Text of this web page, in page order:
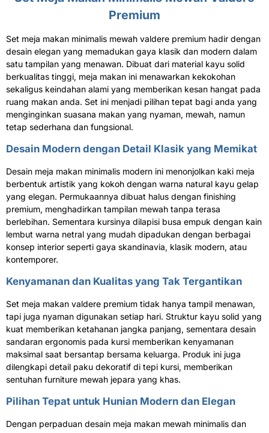
Premium
Set meja makan minimalis mewah valdere premium hadir dengan
desain elegan yang memadukan gaya klasik dan modern dalam
satu tampilan yang menawan. Dibuat dari material kayu solid
berkualitas tinggi, meja makan ini menawarkan kekokohan
sekaligus keindahan alami yang memberikan kesan hangat pada
ruang makan anda. Set ini menjadi pilihan tepat bagi anda yang
menginginkan suasana makan yang nyaman, mewah, namun
tetap sederhana dan fungsional.
Desain Modern dengan Detail Klasik yang Memikat
Desain meja makan minimalis modern ini menonjolkan kaki meja
berbentuk artistik yang kokoh dengan warna natural kayu gelap
yang elegan. Permukaannya dibuat halus dengan finishing
premium, menghadirkan tampilan mewah tanpa terasa
berlebihan. Sementara kursinya dilapisi busa empuk dengan kain
lembut warna netral yang mudah dipadukan dengan berbagai
konsep interior seperti gaya skandinavia, klasik modern, atau
kontemporer.
Kenyamanan dan Kualitas yang Tak Tergantikan
Set meja makan valdere premium tidak hanya tampil menawan,
tapi juga nyaman digunakan setiap hari. Struktur kayu solid yang
kuat memberikan ketahanan jangka panjang, sementara desain
sandaran ergonomis pada kursi memberikan kenyamanan
maksimal saat bersantap bersama keluarga. Produk ini juga
dilengkapi detail paku dekoratif di tepi kursi, memberikan
sentuhan furniture mewah jepara yang khas.
Pilihan Tepat untuk Hunian Modern dan Elegan
Dengan perpaduan desain meja makan mewah minimalis dan